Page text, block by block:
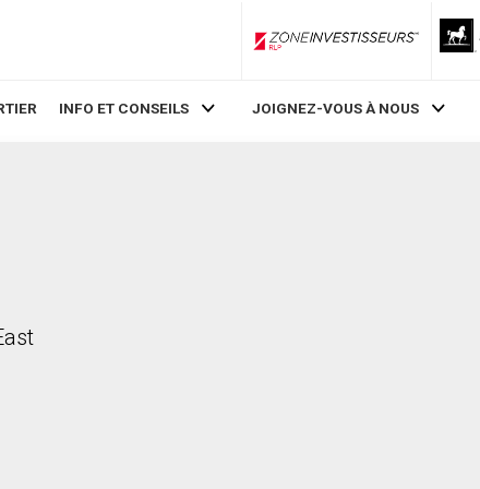
ZoneInvestisseurs RLP
INFO ET CONSEILS JOIGNEZ-VOUS À NOUS